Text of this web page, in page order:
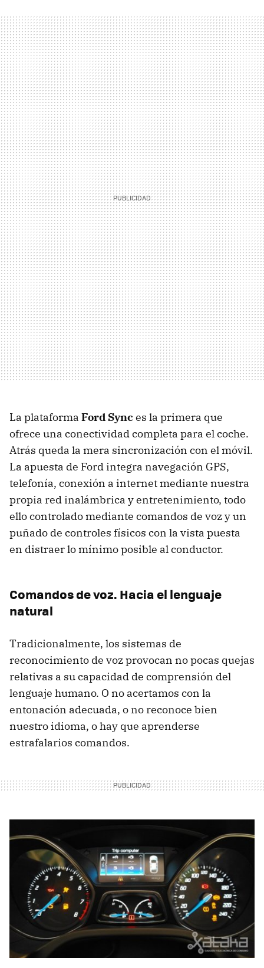
La plataforma Ford Sync es la primera que
ofrece una conectividad completa para el coche.
Atrás queda la mera sincronización con el móvil.
La apuesta de Ford integra navegación GPS,
telefonía, conexión a internet mediante nuestra
propia red inalámbrica y entretenimiento, todo
ello controlado mediante comandos de voz y un
puñado de controles físicos con la vista puesta
en distraer lo mínimo posible al conductor.
Comandos de voz. Hacia el lenguaje
natural
Tradicionalmente, los sistemas de
reconocimiento de voz provocan no pocas quejas
relativas a su capacidad de comprensión del
lenguaje humano. O no acertamos con la
entonación adecuada, o no reconoce bien
nuestro idioma, o hay que aprenderse
estrafalarios comandos.